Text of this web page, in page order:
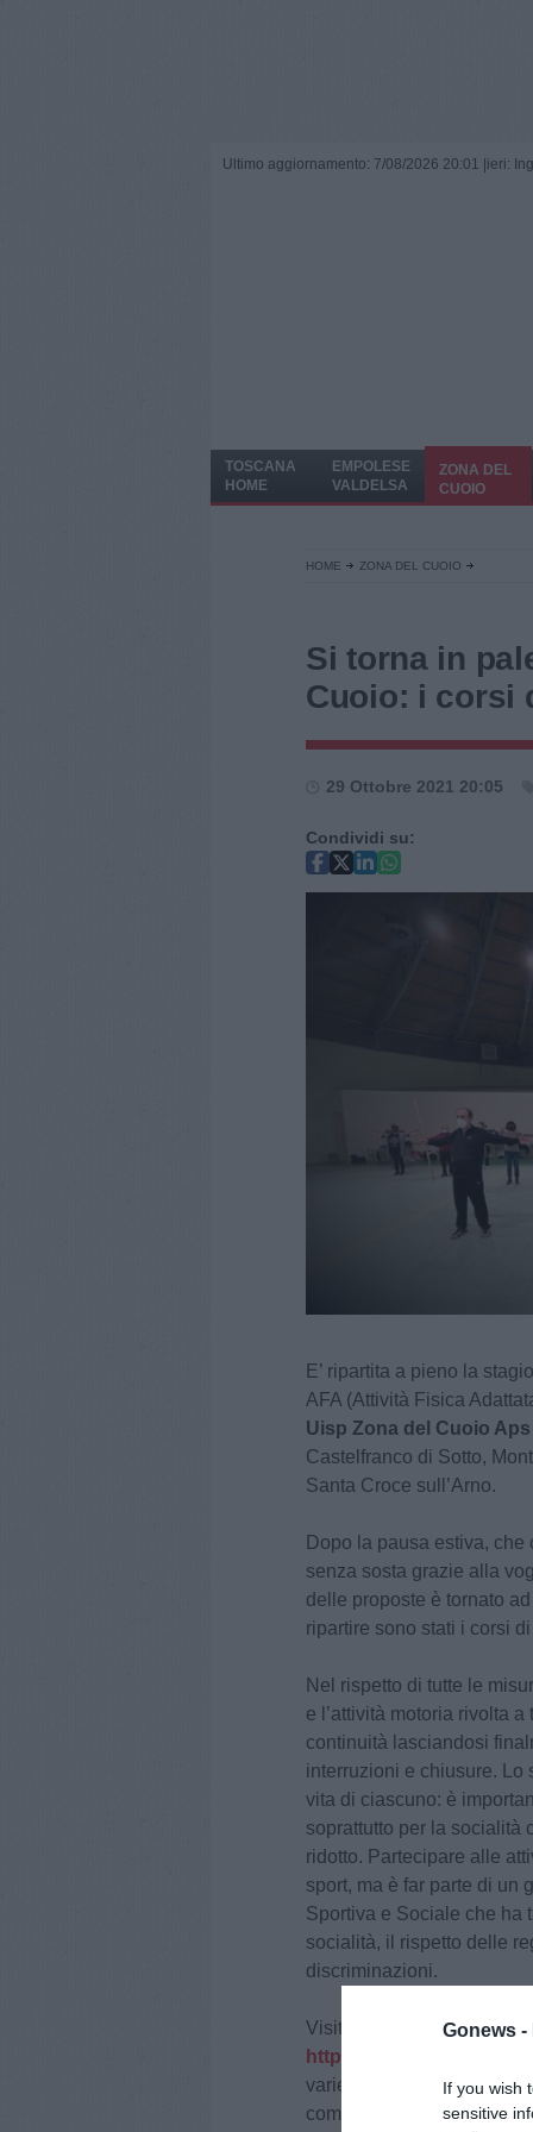
Gonews -
If you wish
sensitive
Ultimo aggiornamento: 7/08/2026 20:01 | ieri:
TOSCANA
HOME
EMPOLESE
VALDELSA
ZONA DEL
CUOIO
HOME ZONA DEL CUOIO
Si torna in
Cuoio: i corsi
29 Ottobre 2021 20:05
Condividi su:
E’ ripartita a pieno la
AFA (Attività Fisica
Uisp Zona del Cuoio Aps
Castelfranco di Sotto,
Santa Croce sull’Arno.
Dopo la pausa estiva,
senza sosta grazie alla
delle proposte è tornato
ripartire sono stati i corsi
Nel rispetto di tutte le
e l’attività motoria rivolta
continuità lasciandosi
interruzioni e chiusure. Lo
vita di ciascuno: è
soprattutto per la socialità
ridotto. Partecipare alle
sport, ma è far parte di un
Sportiva e Sociale che ha
socialità, il rispetto delle
discriminazioni.
Visitando la pagina FB o
http://www.uisp.it/
varie attività promosse dal
comuni del circondario.